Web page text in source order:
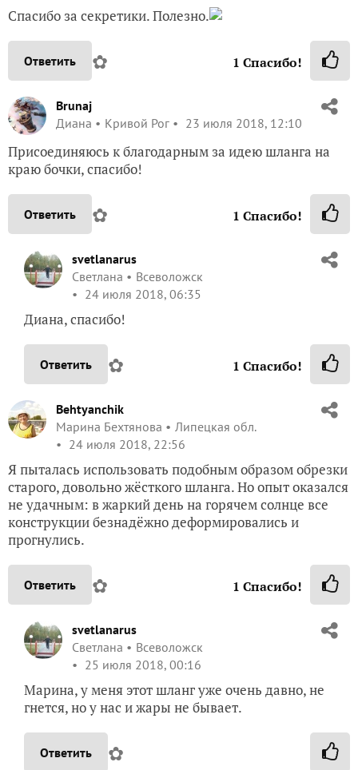
Спасибо за секретики. Полезно.
Ответить ✿ 1 Спасибо!
Brunaj
Диана
Кривой Рог 23 июля 2018, 12:10
Присоединяюсь к благодарным за идею шланга на
краю бочки, спасибо!
Ответить ✿ 1 Спасибо!
svetlanarus
Светлана
Всеволожск
24 июля 2018, 06:35
Диана, спасибо!
Ответить ✿ 1 Спасибо!
Behtyanchik
Марина Бехтянова
Липецкая обл.
24 июля 2018, 22:56
Я пыталась использовать подобным образом обрезки
старого, довольно жёсткого шланга. Но опыт оказался
не удачным: в жаркий день на горячем солнце все
конструкции безнадёжно деформировались и
прогнулись.
Ответить ✿ 1 Спасибо!
svetlanarus
Светлана
Всеволожск
25 июля 2018, 00:16
Марина, у меня этот шланг уже очень давно, не
гнется, но у нас и жары не бывает.
Ответить ✿